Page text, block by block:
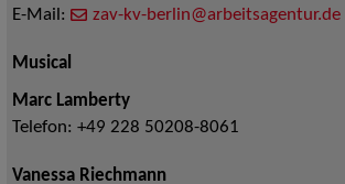
E-Mail:
zav-kv-berlin@arbeitsagentur.de
Musical
Marc Lamberty
Telefon: +49 228 50208-8061
Vanessa Riechmann